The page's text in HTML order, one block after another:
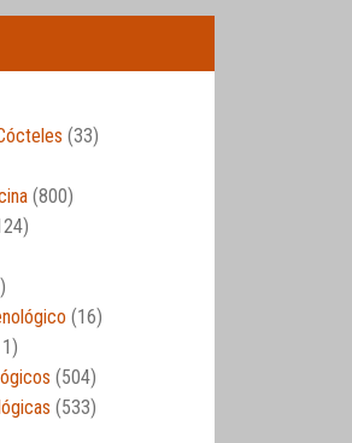
(33)
(800)
(16)
(504)
(533)